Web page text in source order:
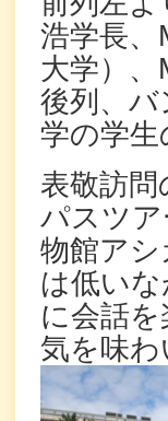
浩学長
大学）
後列、
学の学
表敬訪
パスツ
物館ア
は低い
に会話
気を味わ